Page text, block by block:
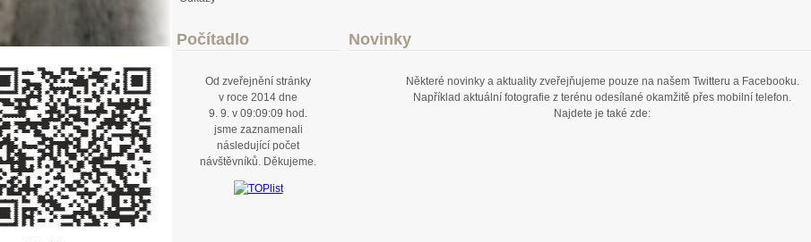
Počítadlo
Od zveřejnění stránky
v roce 2014 dne
9. 9. v 09:09:09 hod.
jsme zaznamenali
následující počet
návštěvníků. Děkujeme.
Novinky
Některé novinky a aktuality zveřejňujeme pouze na našem Twitteru a Facebooku.
Například aktuální fotografie z terénu odesílané okamžitě přes mobilní telefon.
Najdete je také zde: